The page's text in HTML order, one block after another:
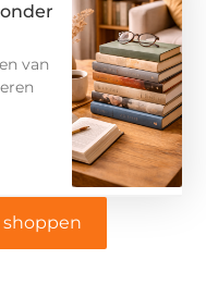
van
shoppen